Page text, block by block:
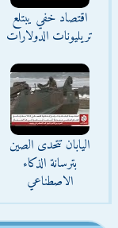
اقتصاد خفي يبتلع
تريليونات الدولارات
اليابان تتحدى الصين
بترسانة الذكاء
الاصطناعي